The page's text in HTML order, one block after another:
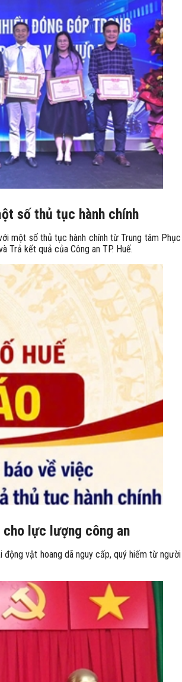
số thủ tục hành chính
một số thủ tục hành chính từ Trung tâm Phục
Trả kết quả của Công an TP. Huế.
lực lượng công an
vật hoang dã nguy cấp, quý hiếm từ người